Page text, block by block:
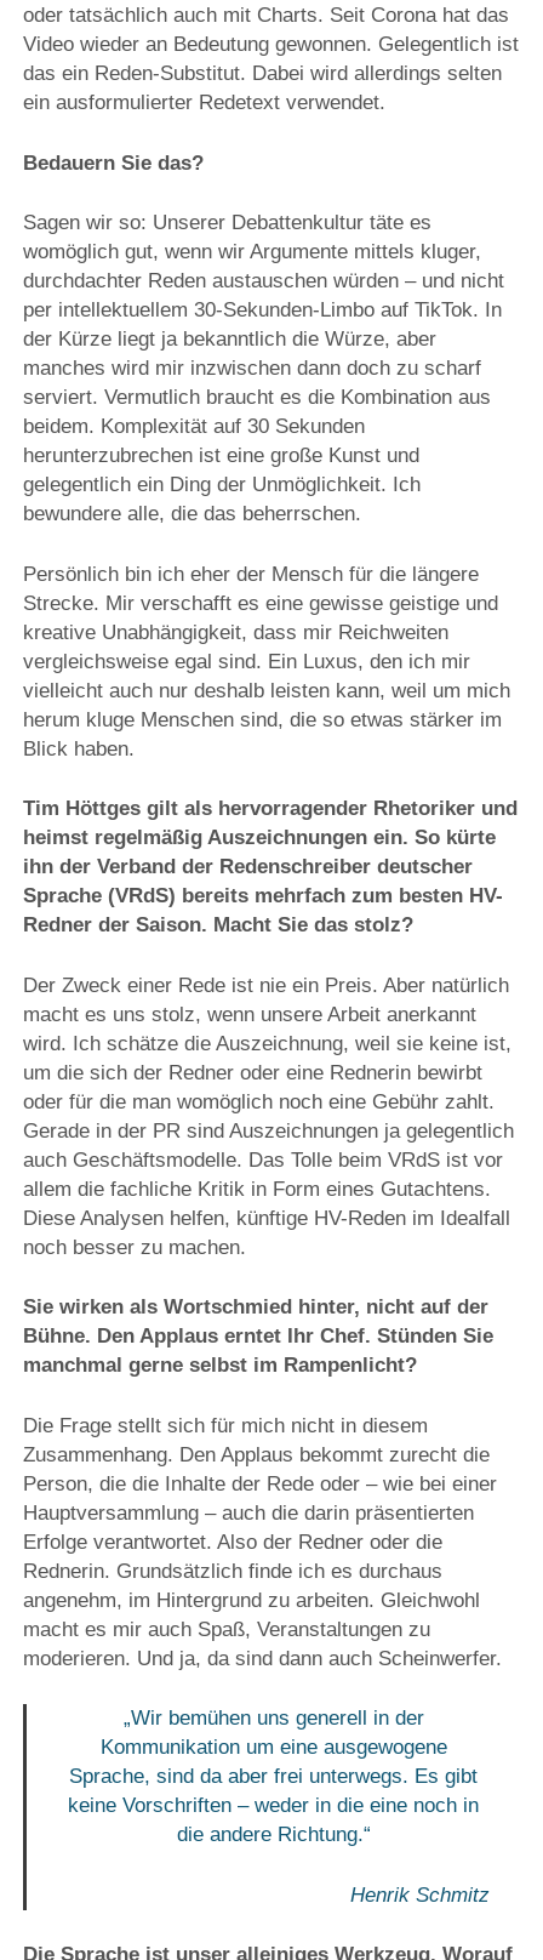
oder tatsächlich auch mit Charts. Seit Corona hat das
Video wieder an Bedeutung gewonnen. Gelegentlich ist
das ein Reden-Substitut. Dabei wird allerdings selten
ein ausformulierter Redetext verwendet.
Bedauern Sie das?
Sagen wir so: Unserer Debattenkultur täte es
womöglich gut, wenn wir Argumente mittels kluger,
durchdachter Reden austauschen würden – und nicht
per intellektuellem 30-Sekunden-Limbo auf TikTok. In
der Kürze liegt ja bekanntlich die Würze, aber
manches wird mir inzwischen dann doch zu scharf
serviert. Vermutlich braucht es die Kombination aus
beidem. Komplexität auf 30 Sekunden
herunterzubrechen ist eine große Kunst und
gelegentlich ein Ding der Unmöglichkeit. Ich
bewundere alle, die das beherrschen.
Persönlich bin ich eher der Mensch für die längere
Strecke. Mir verschafft es eine gewisse geistige und
kreative Unabhängigkeit, dass mir Reichweiten
vergleichsweise egal sind. Ein Luxus, den ich mir
vielleicht auch nur deshalb leisten kann, weil um mich
herum kluge Menschen sind, die so etwas stärker im
Blick haben.
Tim Höttges gilt als hervorragender Rhetoriker und
heimst regelmäßig Auszeichnungen ein. So kürte
ihn der Verband der Redenschreiber deutscher
Sprache (VRdS) bereits mehrfach zum besten HV-
Redner der Saison. Macht Sie das stolz?
Der Zweck einer Rede ist nie ein Preis. Aber natürlich
macht es uns stolz, wenn unsere Arbeit anerkannt
wird. Ich schätze die Auszeichnung, weil sie keine ist,
um die sich der Redner oder eine Rednerin bewirbt
oder für die man womöglich noch eine Gebühr zahlt.
Gerade in der PR sind Auszeichnungen ja gelegentlich
auch Geschäftsmodelle. Das Tolle beim VRdS ist vor
allem die fachliche Kritik in Form eines Gutachtens.
Diese Analysen helfen, künftige HV-Reden im Idealfall
noch besser zu machen.
Sie wirken als Wortschmied hinter, nicht auf der
Bühne. Den Applaus erntet Ihr Chef. Stünden Sie
manchmal gerne selbst im Rampenlicht?
Die Frage stellt sich für mich nicht in diesem
Zusammenhang. Den Applaus bekommt zurecht die
Person, die die Inhalte der Rede oder – wie bei einer
Hauptversammlung – auch die darin präsentierten
Erfolge verantwortet. Also der Redner oder die
Rednerin. Grundsätzlich finde ich es durchaus
angenehm, im Hintergrund zu arbeiten. Gleichwohl
macht es mir auch Spaß, Veranstaltungen zu
moderieren. Und ja, da sind dann auch Scheinwerfer.
„Wir bemühen uns generell in der
Kommunikation um eine ausgewogene
Sprache, sind da aber frei unterwegs. Es gibt
keine Vorschriften – weder in die eine noch in
die andere Richtung.“
Henrik Schmitz
Die Sprache ist unser alleiniges Werkzeug. Worauf